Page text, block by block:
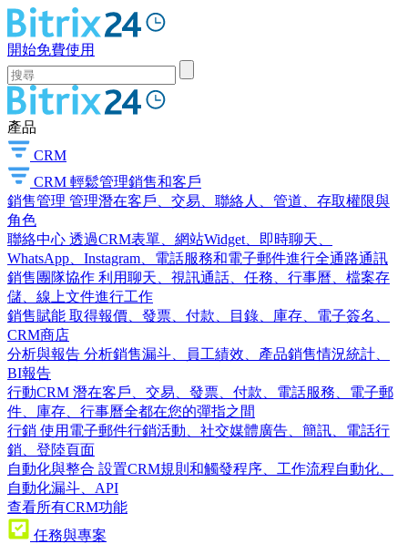
開始免費使用
產品
CRM
CRM 輕鬆管理銷售和客戶
銷售管理 管理潛在客戶、交易、聯絡人、管道、存取權限與
角色
聯絡中心 透過CRM表單、網站Widget、即時聊天、
WhatsApp、Instagram、電話服務和電子郵件進行全通路通訊
銷售團隊協作 利用聊天、視訊通話、任務、行事曆、檔案存
儲、線上文件進行工作
銷售賦能 取得報價、發票、付款、目錄、庫存、電子簽名、
CRM商店
分析與報告 分析銷售漏斗、員工績效、產品銷售情況統計、
BI報告
行動CRM 潛在客戶、交易、發票、付款、電話服務、電子郵
件、庫存、行事曆全都在您的彈指之間
行銷 使用電子郵件行銷活動、社交媒體廣告、簡訊、電話行
銷、登陸頁面
自動化與整合 設置CRM規則和觸發程序、工作流程自動化、
自動化漏斗、API
查看所有CRM功能
任務與專案